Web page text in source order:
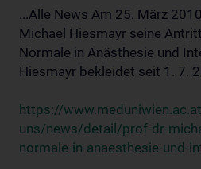
...Alle News Am 25. März
Michael Hiesmayr seine
Normale in Anästhesie und
Hiesmayr bekleidet seit 1. 7.
https://
uns/news/detail/prof-dr-
normale-in-anaesthesie-und-